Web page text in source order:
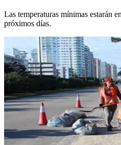
Las temperaturas mínimas estarán
próximos días.